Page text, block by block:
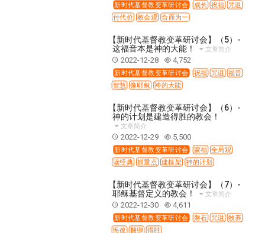
使徒保罗的福音
属灵的世界
如何恢复神的形像
打开天上祝福的窗口
神迹系列
得胜的性格
001B课程 - 解开迷思课程
004课程 - 华人命定神学理念
102课程 - 医治释放中阶
201课程 - 从信徒到门徒
302课程 - 新人接待
308课程 - 牧养理论基础培训
Y131课程 - 主动学习
Y133课程 - 活出丰盛
新时代基督教变革研讨会 成长 祝福
咒诅
付代价 教会观 合而为一
【新时代基督教变革研讨会】（5）-
这福音本是神的大能！
文章简介
2022-12-28 4,752
新时代基督教变革研讨会 祝福 咒诅
福音
智慧 像耶稣 神的大能
【新时代基督教变革研讨会】（6）-
神的计划是建造得胜的教会！
文章简介
2022-12-29 5,500
新时代基督教变革研讨会 蒙福 全局观
读经典 抓重点 建框架 神的计划
【新时代基督教变革研讨会】（7）-
耶稣基督定义的教会！
文章简介
2022-12-30 4,611
新时代基督教变革研讨会 磐石 咒诅
牧养
悔改
捆绑 得胜